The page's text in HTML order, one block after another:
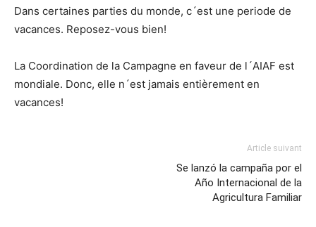
Dans certaines parties du monde, c´est une periode de
vacances. Reposez-vous bien!
La Coordination de la Campagne en faveur de l´AIAF est
mondiale. Donc, elle n´est jamais entièrement en
vacances!
Article suivant
Se lanzó la campaña por el
Año Internacional de la
Agricultura Familiar